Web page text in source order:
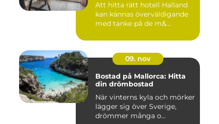
Att hitta rätt hotell Halland
kan kännas överväldigande
med tanke på de m&...
09. nov
Bostad på Mallorca: Hitta
din drömbostad
När vinterns kyla och mörker
lägger sig över Sverige,
drömmer många o...